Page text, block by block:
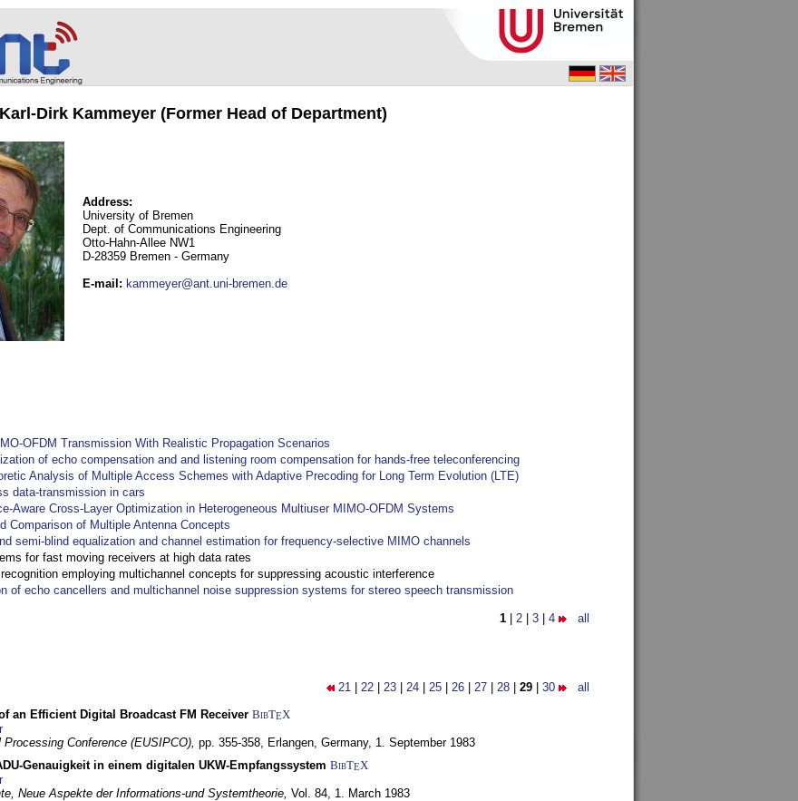
Dirk Kammeyer (Former Head of Department)
Address:
University of Bremen
Dept. of Communications Engineering
Otto-Hahn-Allee NW1
D-28359 Bremen - Germany
E-mail : kammeyer@ant.uni-bremen.de
OFDM Transmission With Realistic Propagation Scenarios
of echo compensation and and listening room compensation for hands-free teleconferencing
Analysis of Multiple Access Schemes with Adaptive Precoding for Long Term Evolution (LTE)
data-transmission in cars
Aware Cross-Layer Optimization in Heterogeneous Multiuser MIMO-OFDM Systems
Comparison of Multiple Antenna Concepts
semi-blind equalization and channel estimation for frequency-selective MIMO channels
for fast moving receivers at high data rates
employing multichannel concepts for suppressing acoustic interference
of echo cancellers and multichannel noise suppression systems for stereo speech transmission
1 2 3 4 all
21 22 23 24 25 26 27 28 29 30 all
an Efficient Digital Broadcast FM Receiver BibTEX
Processing Conference (EUSIPCO), pp. 355-358, Erlangen, Germany, 1. September 1983
Genauigkeit in einem digitalen UKW-Empfangssystem BibTEX
Neue Aspekte der Informations-und Systemtheorie, Vol. 84, 1. March 1983